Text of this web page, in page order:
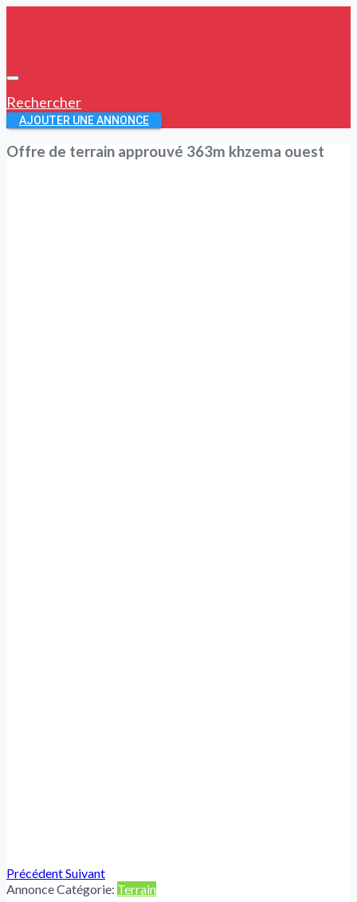
Rechercher
AJOUTER UNE ANNONCE
Offre de terrain approuvé 363m khzema ouest
PrécédentSuivant
Annonce Catégorie: Terrain